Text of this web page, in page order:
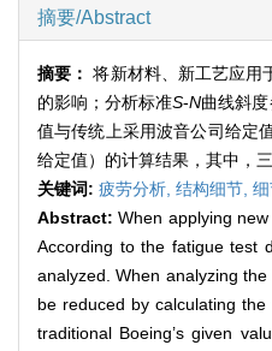
摘要/Abstract
摘要：将新材料、新工艺应用
的影响；分析标准S-N曲线斜
值与传统上采用波音公司给定
给定值）的计算结果，其中，
关键词: 疲劳分析, 结构细节,
Abstract:When applying
According to the fatigue test
analyzed. When analyzing
be reduced by calculating
traditional Boeing’s given